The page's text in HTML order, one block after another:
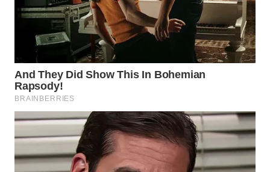
SUKABUMI
WN
PURWAKARTA
WN
PRIANGAN
WN
SEMARANG